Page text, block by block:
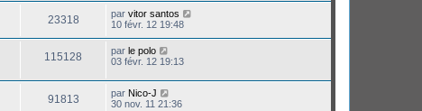
23318 par vitor santos
10 févr. 12 19:48
115128 par le polo
03 févr. 12 19:13
91813 par Nico-J
30 nov. 11 21:36